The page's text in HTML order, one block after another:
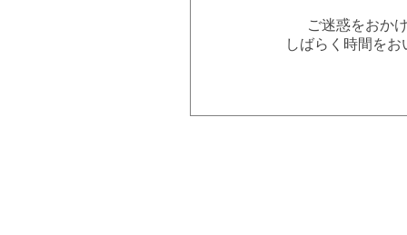
ご迷惑をおか
しばらく時間を